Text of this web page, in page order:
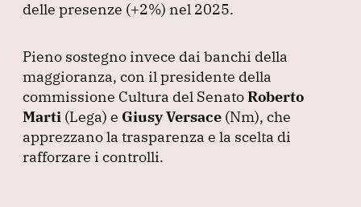
delle presenze (+2%) nel 2025.
Pieno sostegno invece dai banchi della
maggioranza, con il presidente della
commissione Cultura del SenatoRoberto
Marti (Lega) e Giusy Versace (Nm), che
apprezzano la trasparenza e la scelta di
rafforzare i controlli.